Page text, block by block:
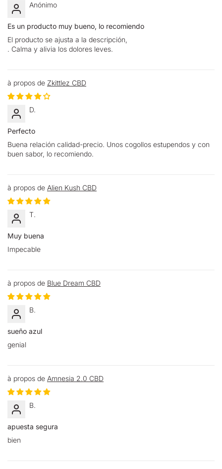
Anónimo
Es un producto muy bueno, lo recomiendo
El producto se ajusta a la descripción,
. Calma y alivia los dolores leves.
Zkittlez CBD
D.
Perfecto
Buena relación calidad-precio. Unos cogollos estupendos y con
buen sabor, lo recomiendo.
Alien Kush CBD
T.
Muy buena
Impecable
Blue Dream CBD
B.
sueño azul
genial
Amnesia 2.0 CBD
B.
apuesta segura
bien